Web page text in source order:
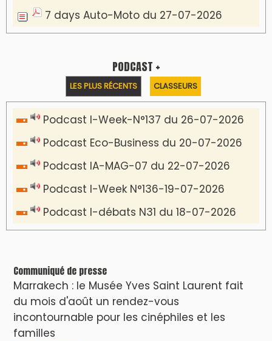
7 days Auto-Moto du 27-07-2026
PODCAST +
LES PLUS RÉCENTS CLASSEURS
Podcast I-Week-N°137 du 26-07-2026
Podcast Eco-Business du 20-07-2026
Podcast IA-MAG-07 du 22-07-2026
Podcast I-Week N°136-19-07-2026
Podcast I-débats N31 du 18-07-2026
Communiqué de presse
Marrakech : le Musée Yves Saint Laurent fait
du mois d'août un rendez-vous
incontournable pour les cinéphiles et les
familles